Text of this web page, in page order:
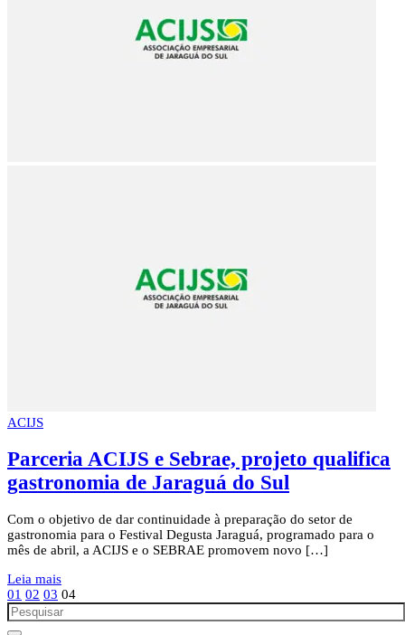
ACIJS
Parceria ACIJS e Sebrae, projeto qualifica
gastronomia de Jaraguá do Sul
Com o objetivo de dar continuidade à preparação do setor de
gastronomia para o Festival Degusta Jaraguá, programado para o
mês de abril, a ACIJS e o SEBRAE promovem novo […]
Leia mais
01 02 03 04